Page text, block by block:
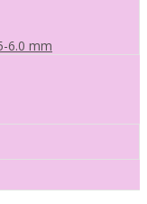
6.0 mm